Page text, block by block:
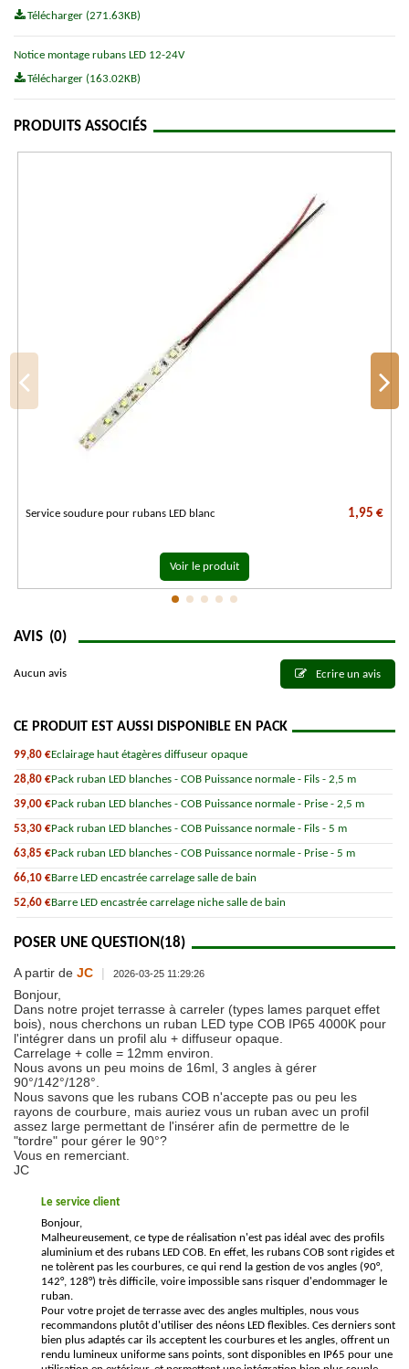
Télécharger (271.63KB)
Notice montage rubans LED 12-24V
Télécharger (163.02KB)
PRODUITS ASSOCIÉS
Service soudure pour rubans LED blanc 1,95 €
Voir le produit
AVIS (0)
Aucun avis Ecrire un avis
CE PRODUIT EST AUSSI DISPONIBLE EN PACK
Eclairage haut étagères diffuseur opaque
99,80 €
Pack ruban LED blanches - COB Puissance normale - Fils - 2,5 m
28,80 €
Pack ruban LED blanches - COB Puissance normale - Prise - 2,5 m
39,00 €
Pack ruban LED blanches - COB Puissance normale - Fils - 5 m
53,30 €
Pack ruban LED blanches - COB Puissance normale - Prise - 5 m
63,85 €
Barre LED encastrée carrelage salle de bain
66,10 €
Barre LED encastrée carrelage niche salle de bain
52,60 €
POSER UNE QUESTION(18)
A partir de JC | 2026-03-25 11:29:26
Bonjour,
Dans notre projet terrasse à carreler (types lames parquet effet
bois), nous cherchons un ruban LED type COB IP65 4000K pour
l'intégrer dans un profil alu + diffuseur opaque.
Carrelage + colle = 12mm environ.
Nous avons un peu moins de 16ml, 3 angles à gérer
90°/142°/128°.
Nous savons que les rubans COB n'accepte pas ou peu les
rayons de courbure, mais auriez vous un ruban avec un profil
assez large permettant de l'insérer afin de permettre de le
"tordre" pour gérer le 90°?
Vous en remerciant.
JC
Le service client
Bonjour,
Malheureusement, ce type de réalisation n'est pas idéal avec des profils
aluminium et des rubans LED COB. En effet, les rubans COB sont rigides et
ne tolèrent pas les courbures, ce qui rend la gestion de vos angles (90°,
142°, 128°) très difficile, voire impossible sans risquer d'endommager le
ruban.
Pour votre projet de terrasse avec des angles multiples, nous vous
recommandons plutôt d'utiliser des néons LED flexibles. Ces derniers sont
bien plus adaptés car ils acceptent les courbures et les angles, offrent un
rendu lumineux uniforme sans points, sont disponibles en IP65 pour une